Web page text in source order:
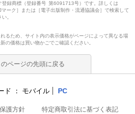
登録商標（登録番号 第6091713号）です。詳しくは
マーク］または［電子出版制作・流通協議会］で検索して
。
るため、サイト内の表示価格がページによって異なる場
の価格は買い物かごでご確認ください。
のページの先頭に戻る
ド モバイル PC
護方針 特定商取引法に基づく表記